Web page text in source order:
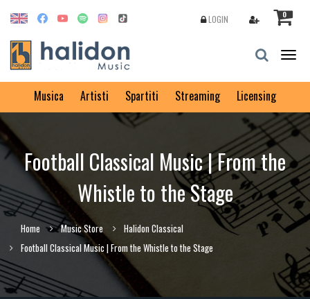
0
LOGIN
Musica Artisti Spartiti Streaming Licensing
Football Classical Music | From the
Whistle to the Stage
Home Music Store
Halidon Classical
Football Classical Music | From the Whistle to the Stage